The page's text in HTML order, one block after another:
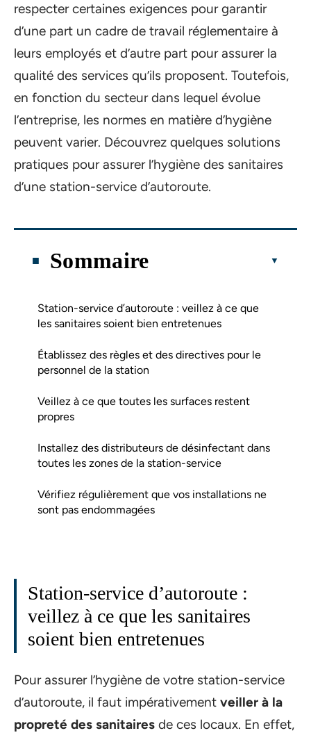
respecter certaines exigences pour garantir
d’une part un cadre de travail réglementaire à
leurs employés et d’autre part pour assurer la
qualité des services qu’ils proposent. Toutefois,
en fonction du secteur dans lequel évolue
l’entreprise, les normes en matière d’hygiène
peuvent varier. Découvrez quelques solutions
pratiques pour assurer l’hygiène des sanitaires
d’une station-service d’autoroute.
Sommaire
Station-service d’autoroute : veillez à ce que
les sanitaires soient bien entretenues
Établissez des règles et des directives pour le
personnel de la station
Veillez à ce que toutes les surfaces restent
propres
Installez des distributeurs de désinfectant dans
toutes les zones de la station-service
Vérifiez régulièrement que vos installations ne
sont pas endommagées
Station-service d’autoroute :
veillez à ce que les sanitaires
soient bien entretenues
Pour assurer l’hygiène de votre station-service
d’autoroute, il faut impérativement veiller à la
propreté des sanitaires de ces locaux. En effet,